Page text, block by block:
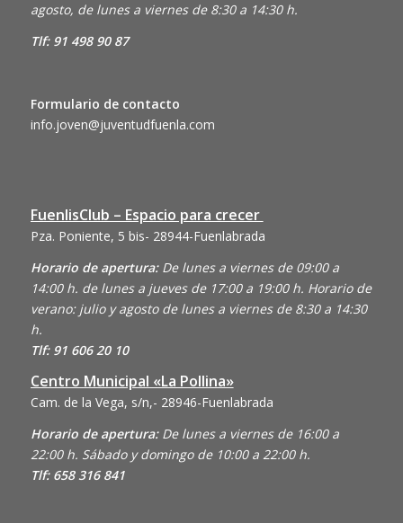
agosto, de lunes a viernes de 8:30 a 14:30 h.
Tlf: 91 498 90 87
Formulario de contacto
info.joven@juventudfuenla.com
FuenlisClub – Espacio para crecer
Pza. Poniente, 5 bis- 28944-Fuenlabrada
Horario de apertura:De lunes a viernes de 09:00 a
14:00 h. de lunes a jueves de 17:00 a 19:00 h. Horario de
verano: julio y agosto de lunes a viernes de 8:30 a 14:30
h.
Tlf: 91 606 20 10
Centro Municipal «La Pollina»
Cam. de la Vega, s/n,- 28946-Fuenlabrada
Horario de apertura: De lunes a viernes de 16:00 a
22:00 h. Sábado y domingo de 10:00 a 22:00 h.
Tlf: 658 316 841